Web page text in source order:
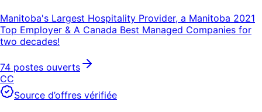
Manitoba's Largest Hospitality Provider, a Manitoba 2021
Top Employer & A Canada Best Managed Companies for
two decades!
74 postes ouverts
CC
Source d’offres vérifiée